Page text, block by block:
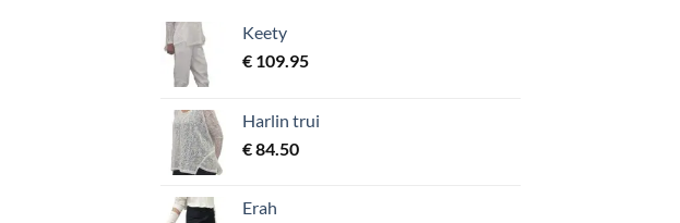
Keety
€ 109.95
Harlin trui
€84.50
Erah